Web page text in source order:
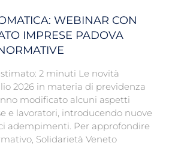
WEBINAR CON
IMPRESE PADOVA
2 minuti Le novità
2026 in materia di previdenza
modificato alcuni aspetti
e lavoratori, introducendo nuove
adempimenti. Per approfondire
Solidarietà Veneto